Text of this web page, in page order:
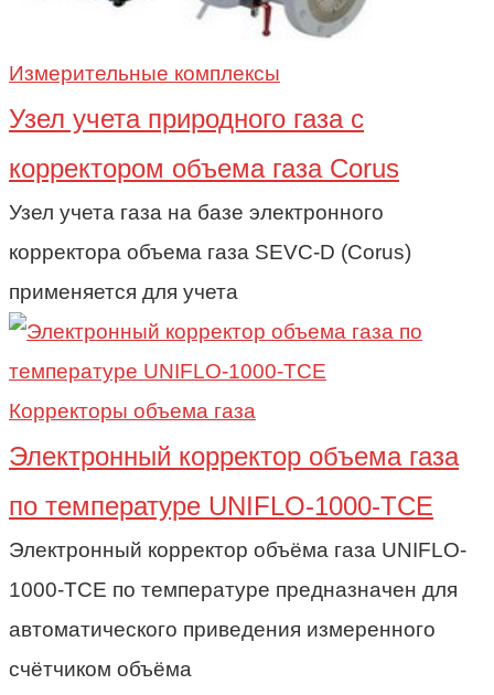
Измерительные комплексы
Узел учета природного газа c
корректором объема газа Corus
Узел учета газа на базе электронного
корректора объема газа SEVC-D (Corus)
применяется для учета
Корректоры объема газа
Электронный корректор объема газа
по температуре UNIFLO-1000-TCE
Электронный корректор объёма газа UNIFLO-
1000-TCE по температуре предназначен для
автоматического приведения измеренного
счётчиком объёма